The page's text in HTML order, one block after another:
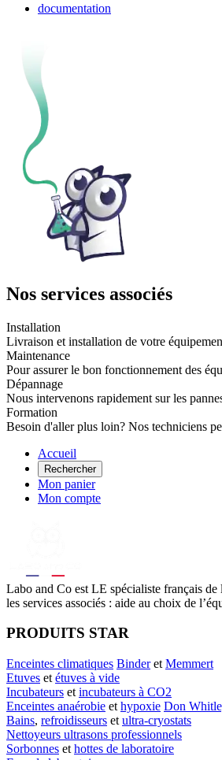
documentation
Nos services associés
Installation
Livraison et installation de votre
Maintenance
Pour assurer le bon fonctionnement des
Dépannage
Nous intervenons rapidement sur les
Formation
Besoin d'aller plus loin? Nos techniciens
Accueil
Rechercher
Mon panier
Mon compte
Labo and Co est LE spécialiste français
les services associés : aide au choix de
PRODUITS STAR
Enceintes climatiques Binderet Memmert
Etuves et étuves à vide
Incubateurs et incubateurs à CO2
Enceintes anaérobie et hypoxie Don
Bains, refroidisseurs et ultra-cryostats
Nettoyeurs ultrasons professionnels
Sorbonnes et hottes de laboratoire